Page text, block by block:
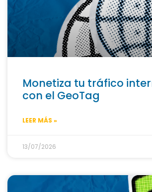
Monetiza tu tráfico
con el GeoTag
LEER MÁS »
13/07/2026